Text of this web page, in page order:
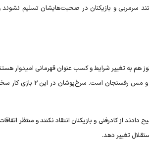
سرمربی و بازیکنان در صحبت‌هایشان تسلیم
هم به تغییر شرایط و کسب عنوان قهرمانی امیدوار
اصلی این موضوع هم ۲ دیدار سخت پرسپولیس در هفته‌های آینده مقابل شمس‌آذر
تغییر دهد.